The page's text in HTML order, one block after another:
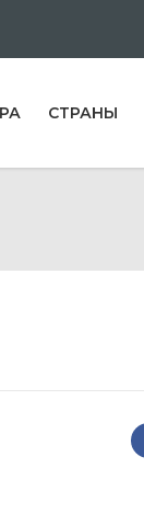
СТРАНЫ